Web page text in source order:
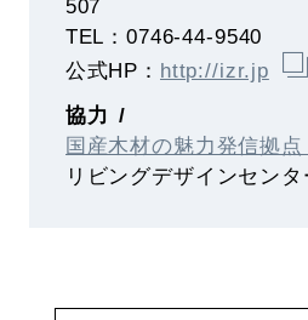
507
TEL：0746-44-9540
公式HP： http://izr.jp
協力
国産木材の魅力発信拠
リビングデザインセン